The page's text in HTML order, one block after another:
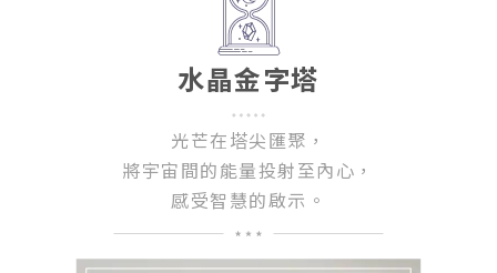
水晶金字塔
光芒在塔尖匯聚，
將宇宙間的能量投射至內心，
感受智慧的啟示。